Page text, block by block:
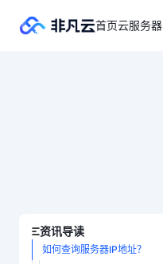
首页云服务器
资讯导读
如何查询服务器IP地址？